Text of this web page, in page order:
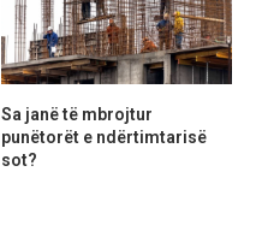
Sa janë të mbrojtur
punëtorët e ndërtimtarisë
sot?